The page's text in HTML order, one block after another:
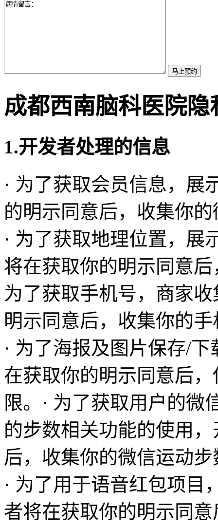
成都西南脑科医院隐
1.开发者处理的信息
· 为了获取会员信息，展
的明示同意后，收集你
· 为了获取地理位置，展
将在获取你的明示同意
为了获取手机号，商家
明示同意后，收集你的
· 为了海报及图片保存/
在获取你的明示同意后
限。· 为了获取用户的微
的步数相关功能的使用
后，收集你的微信运动步
· 为了用于语音红包项目
者将在获取你的明示同